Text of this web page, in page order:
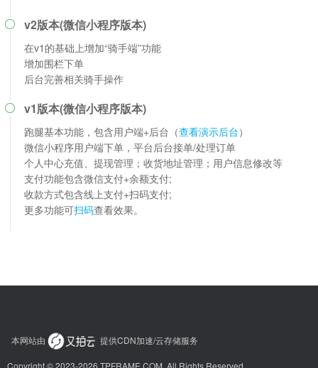
 v2版本(微信小程序版本)
在v1的基础上增加“骑手端”功能
增加围栏下单
后台完善相关骑手操作
 v1版本(微信小程序版本)
跑腿基本功能，包含用户端+后台（查看演示后台）
微信小程序用户端下单，平台后台接单/处理订单
个人中心充值、提现管理；收货地址管理；用户信息修改等
支付功能包含微信支付+余额支付;
收款方式包含线上支付+扫码支付;
更多功能可扫码查看效果。
本网站由 提供CDN加速/云存储服务
Copyright © 2023-2026 TPFRAME.COM. All Rights Reserved.